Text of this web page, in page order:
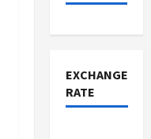
EXCHANGE
RATE